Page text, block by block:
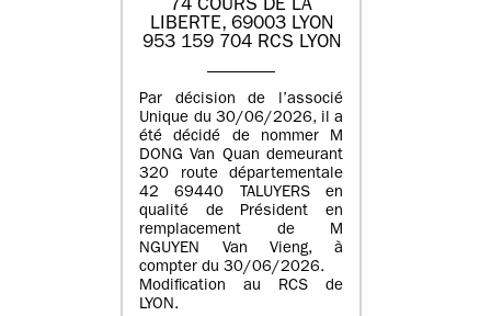
74 COURS DE LA
LIBERTE, 69003 LYON
953 159 704 RCS LYON
Par décision de l’associé
Unique du 30/06/2026, il a
été décidé de nommer M
DONG Van Quan demeurant
320 route départementale
42 69440 TALUYERS en
qualité de Président en
remplacement de M
NGUYEN Van Vieng, à
compter du 30/06/2026.
Modification au RCS de
LYON.